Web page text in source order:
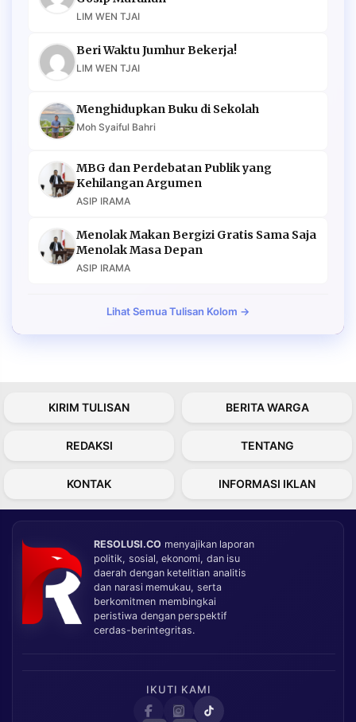
LIM WEN TJAI
Beri Waktu Jumhur Bekerja!
LIM WEN TJAI
Menghidupkan Buku di Sekolah
Moh Syaiful Bahri
MBG dan Perdebatan Publik yang
Kehilangan Argumen
ASIP IRAMA
Menolak Makan Bergizi Gratis Sama Saja
Menolak Masa Depan
ASIP IRAMA
Lihat Semua Tulisan Kolom →
KIRIM TULISAN BERITA WARGA
REDAKSI TENTANG
KONTAK INFORMASI IKLAN
RESOLUSI.CO menyajikan laporan
politik, sosial, ekonomi, dan isu
daerah dengan ketelitian analitis
dan narasi memukau, serta
berkomitmen membingkai
peristiwa dengan perspektif
cerdas-berintegritas.
IKUTI KAMI